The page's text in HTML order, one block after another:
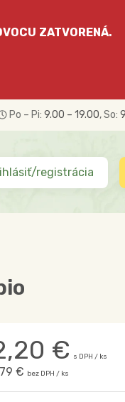
ZATVORENÁ.
Po – Pi: 9.00 – 19.00, So:
registrácia
€ s DPH / ks
€ bez DPH / ks